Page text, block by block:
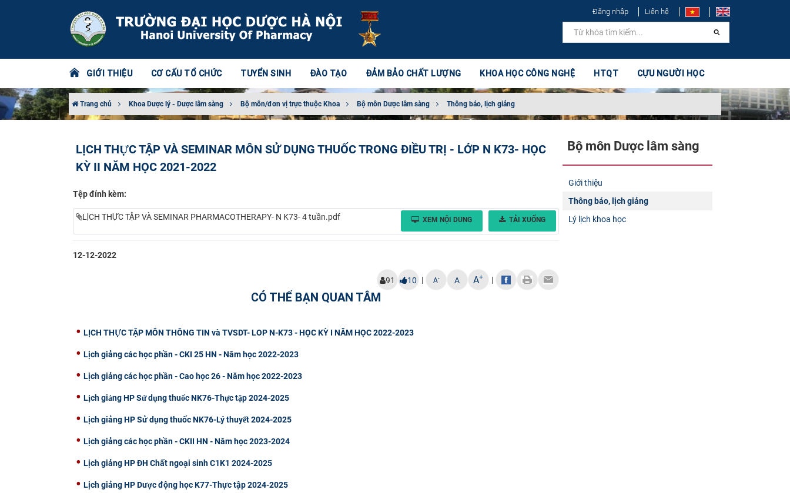
Đăng nhập Liên hệ
GIỚI THIỆU CƠ CẤU TỔ CHỨC TUYỂN SINH ĐÀO TẠO ĐẢM BẢO CHẤT LƯỢNG KHOA HỌC CÔNG NGHỆ HTQT CỰU NGƯỜI HỌC
Trang chủ Khoa Dược lý - Dược lâm sàng Bộ môn/đơn vị trực thuộc Khoa Bộ môn Dược lâm sàng Thông báo, lịch giảng
LỊCH THỰC TẬP VÀ SEMINAR MÔN SỬ DỤNG THUỐC TRONG ĐIỀU TRỊ - LỚP N K73- HỌC
KỲ II NĂM HỌC 2021-2022
Tệp đính kèm:
LỊCH THỰC TẬP VÀ SEMINAR PHARMACOTHERAPY- N K73- 4 tuần.pdf XEM NỘI DUNG TẢI XUỐNG
12-12-2022
91 10 | A- A A+ |
CÓ THỂ BẠN QUAN TÂM
LỊCH THỰC TẬP MÔN THÔNG TIN và TVSDT- LOP N-K73 - HỌC KỲ I NĂM HỌC 2022-2023
Lịch giảng các học phần - CKI 25 HN - Năm học 2022-2023
Lịch giảng các học phần - Cao học 26 - Năm học 2022-2023
Lịch giảng HP Sử dụng thuốc NK76-Thực tập 2024-2025
Lịch giảng HP Sử dụng thuốc NK76-Lý thuyết 2024-2025
Lịch giảng các học phần - CKII HN - Năm học 2023-2024
Lịch giảng HP ĐH Chất ngoại sinh C1K1 2024-2025
Lịch giảng HP Dược động học K77-Thực tập 2024-2025
Bộ môn Dược lâm sàng
Giới thiệu
Thông báo, lịch giảng
Lý lịch khoa học